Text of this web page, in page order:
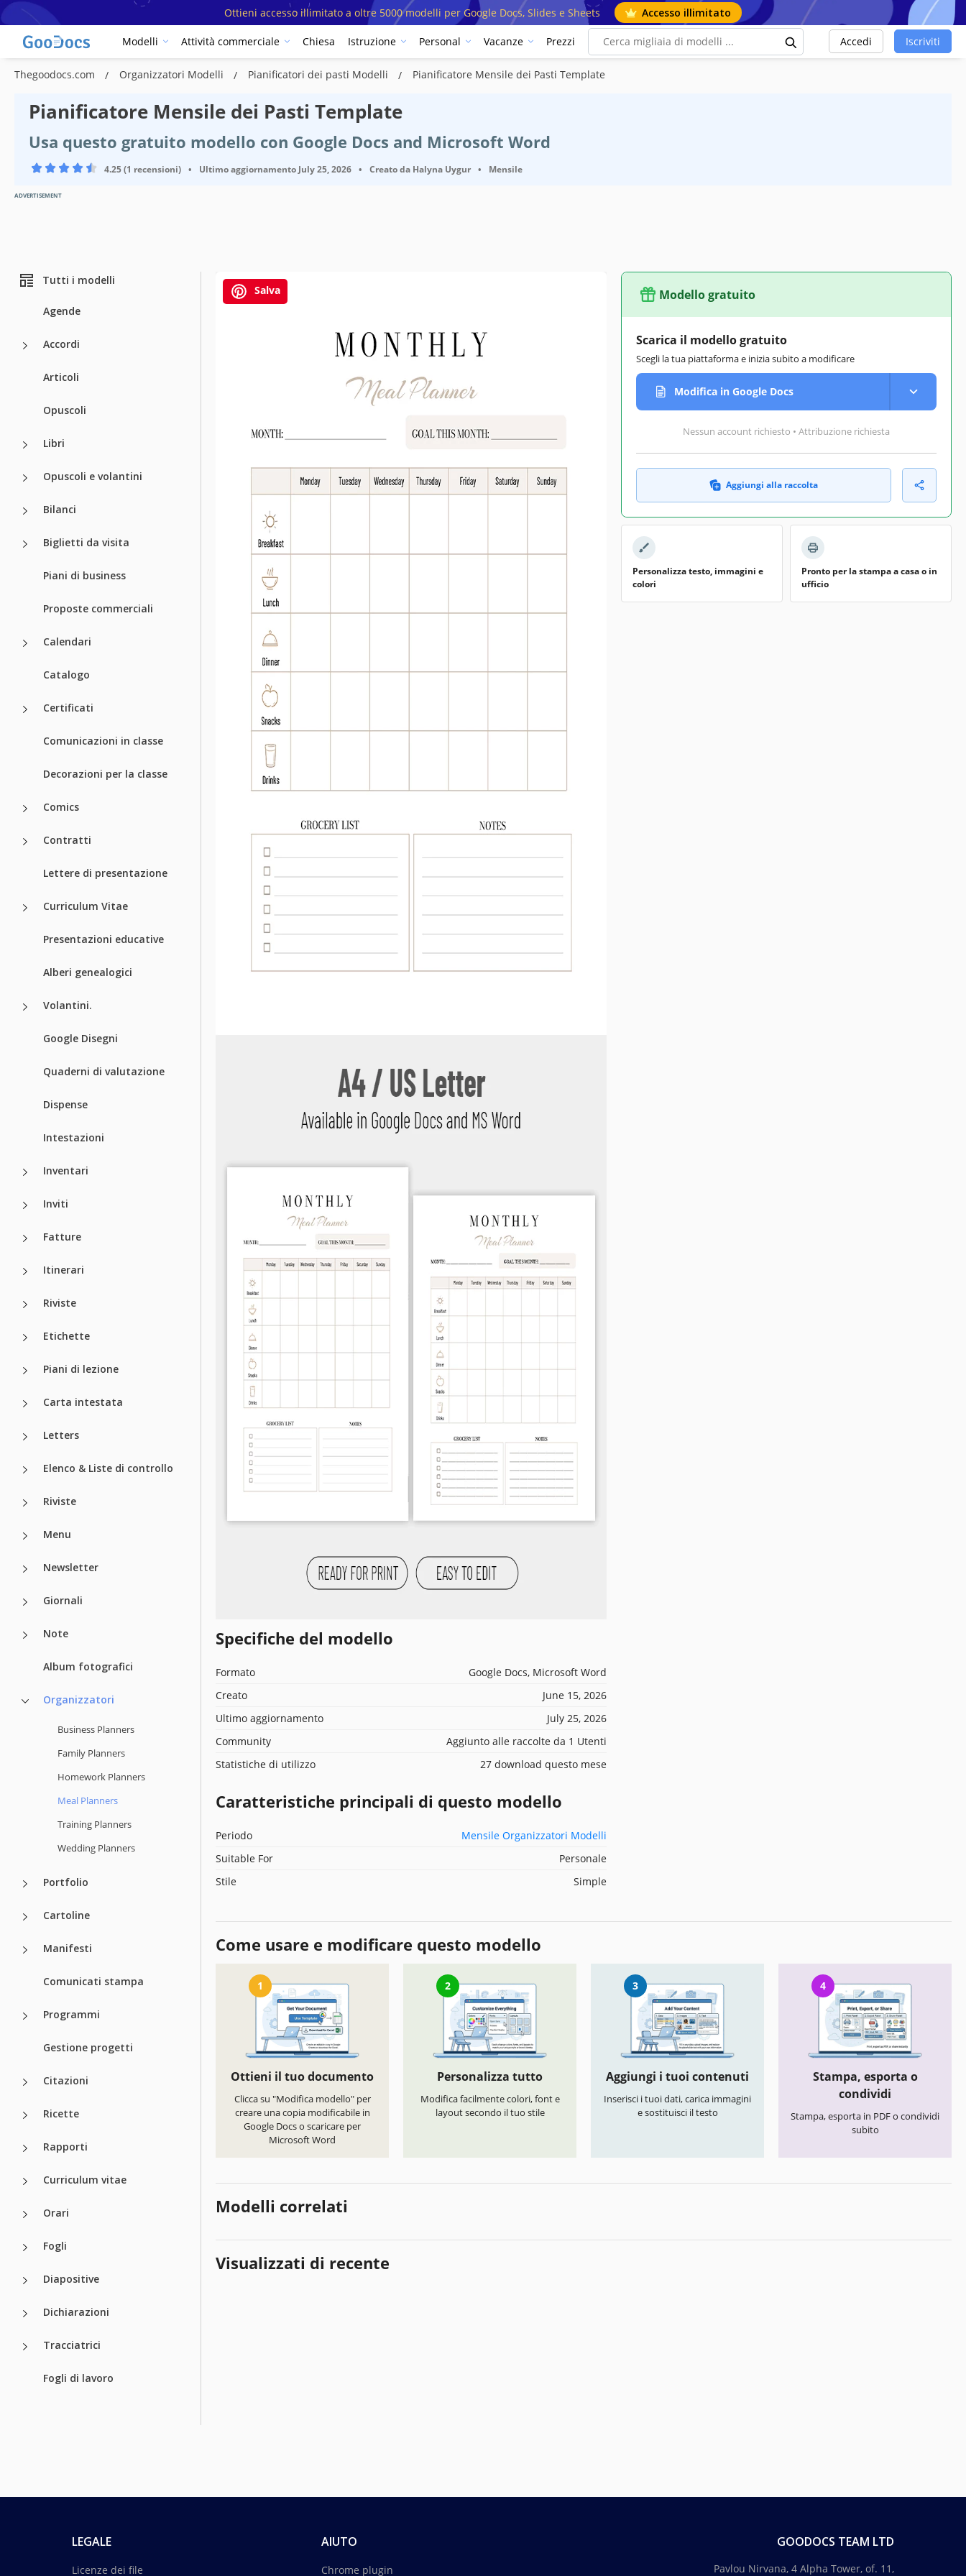
Ottieni accesso illimitato a oltre 5000 modelli per Google Docs, Slides e Sheets Accesso illimitato
Modelli Attività commerciale Chiesa Istruzione Personal Vacanze Prezzi Accedi Iscriviti
Thegoodocs.com Organizzatori Modelli Pianificatori dei pasti Modelli Pianificatore Mensile dei Pasti Template
Pianificatore Mensile dei Pasti Template
Usa questo gratuito modello con Google Docs and Microsoft Word
4.25 (1 recensioni) • Ultimo aggiornamento July 25, 2026 • Creato da Halyna Uygur • Mensile
ADVERTISEMENT
Tutti i modelli
Agende
Accordi
Articoli
Opuscoli
Libri
Opuscoli e volantini
Bilanci
Biglietti da visita
Piani di business
Proposte commerciali
Calendari
Catalogo
Certificati
Comunicazioni in classe
Decorazioni per la classe
Comics
Contratti
Lettere di presentazione
Curriculum Vitae
Presentazioni educative
Alberi genealogici
Volantini.
Google Disegni
Quaderni di valutazione
Dispense
Intestazioni
Inventari
Inviti
Fatture
Itinerari
Riviste
Etichette
Piani di lezione
Carta intestata
Letters
Elenco & Liste di controllo
Riviste
Menu
Newsletter
Giornali
Note
Album fotografici
Organizzatori
Business Planners
Family Planners
Homework Planners
Meal Planners
Training Planners
Wedding Planners
Portfolio
Cartoline
Manifesti
Comunicati stampa
Programmi
Gestione progetti
Citazioni
Ricette
Rapporti
Curriculum vitae
Orari
Fogli
Diapositive
Dichiarazioni
Tracciatrici
Fogli di lavoro
Salva
Specifiche del modello
Formato
Google Docs, Microsoft Word
Creato
June 15, 2026
Ultimo aggiornamento
July 25, 2026
Community
Aggiunto alle raccolte da 1 Utenti
Statistiche di utilizzo
27 download questo mese
Caratteristiche principali di questo modello
Periodo
Mensile Organizzatori Modelli
Suitable For
Personale
Stile
Simple
Modello gratuito
Scarica il modello gratuito
Scegli la tua piattaforma e inizia subito a modificare
Modifica in Google Docs
Nessun account richiesto • Attribuzione richiesta
Aggiungi alla raccolta
Personalizza testo, immagini e
colori
Pronto per la stampa a casa o in
ufficio
Come usare e modificare questo modello
1
Ottieni il tuo documento
Clicca su "Modifica modello" per
creare una copia modificabile in
Google Docs o scaricare per
Microsoft Word
2
Personalizza tutto
Modifica facilmente colori, font e
layout secondo il tuo stile
3
Aggiungi i tuoi contenuti
Inserisci i tuoi dati, carica immagini
e sostituisci il testo
4
Stampa, esporta o
condividi
Stampa, esporta in PDF o condividi
subito
Modelli correlati
Visualizzati di recente
LEGALE
Licenze dei file
AIUTO
Chrome plugin
GOODOCS TEAM LTD
Pavlou Nirvana, 4 Alpha Tower, of. 11,